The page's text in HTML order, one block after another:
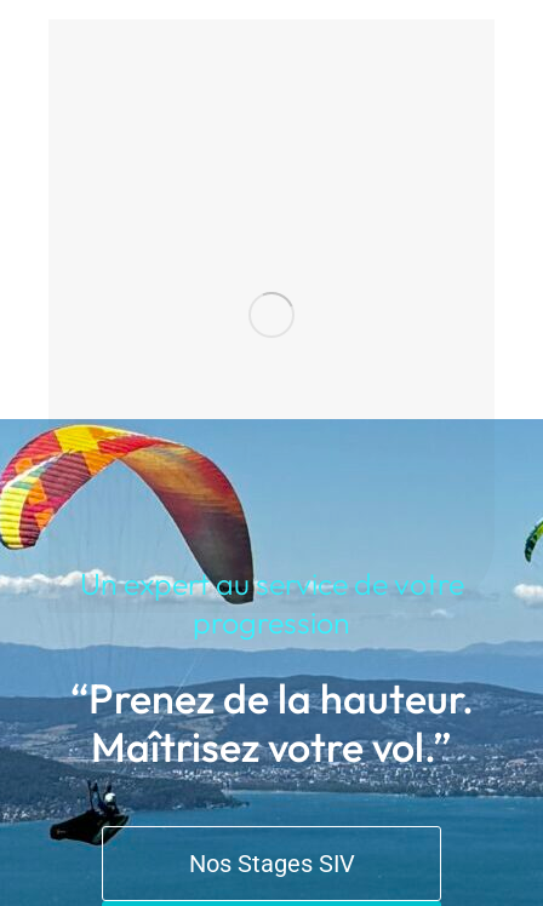
Un expert au service de votre
progression
“Prenez de la hauteur.
Maîtrisez votre vol.”
Nos Stages SIV